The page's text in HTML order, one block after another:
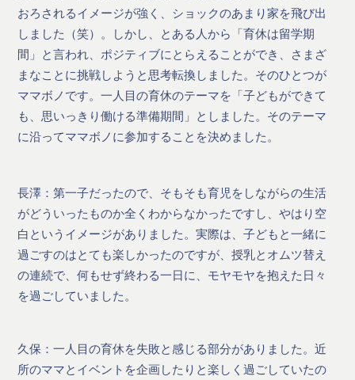
おろされるイメージが強く、ショックのあまり家を飛び出
しました（笑）。しかし、とある人から「育休は留学期
間」と言われ、ポジティブにとらえることができ、さまざ
まなことに挑戦しようと思考転換しました。そのひとつが
ママボノです。一人目の育休のテーマを「子どもができて
も、思いっきり働ける準備期間」としました。そのテーマ
に沿ってママボノに参加することを決めました。
長澤：第一子だったので、そもそも育児をしながらの生活
がどういったものか全くわからなかったですし、やはり空
白というイメージがありました。実際は、子どもと一緒に
過ごすのはとても楽しかったのですが、授乳とオムツ替え
の連続で、何もせず終わる一日に、モヤモヤを抱えた日々
を過ごしていました。
久保：一人目の育休を失敗と感じる部分がありました。近
所のママとイベントを企画したりと楽しく過ごしていたの